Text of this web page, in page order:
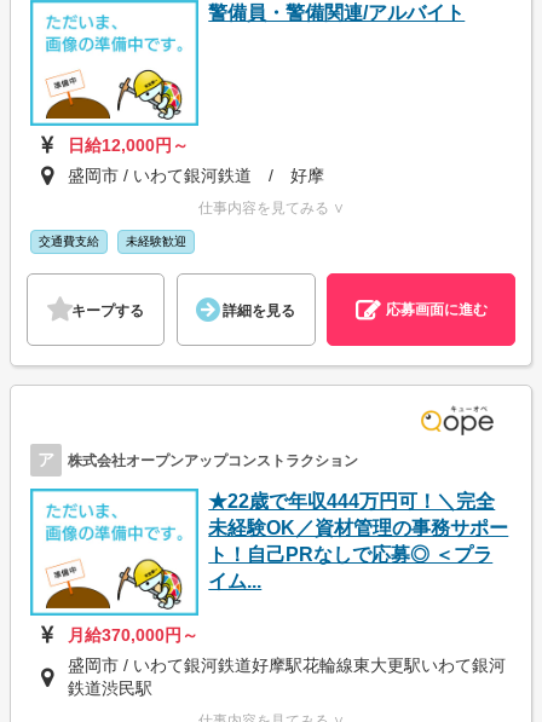
警備員・警備関連/アルバイト
日給12,000円～
盛岡市 / いわて銀河鉄道 / 好摩
仕事内容を見てみる ∨
交通費支給 未経験歓迎
キープする 詳細を見る 応募画面に進む
ア 株式会社オープンアップコンストラクション
★22歳で年収444万円可！＼完全
未経験OK／資材管理の事務サポー
ト！自己PRなしで応募◎ ＜プラ
イム...
月給370,000円～
盛岡市 / いわて銀河鉄道好摩駅花輪線東大更駅いわて銀河
鉄道渋民駅